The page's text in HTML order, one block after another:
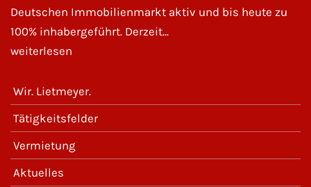
Deutschen Immobilienmarkt aktiv und bis heute zu
100% inhabergeführt. Derzeit...
weiterlesen
Wir. Lietmeyer.
Tätigkeitsfelder
Vermietung
Aktuelles